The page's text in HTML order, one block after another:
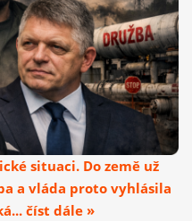
situaci. Do země už
a vláda proto vyhlásila
číst dále »